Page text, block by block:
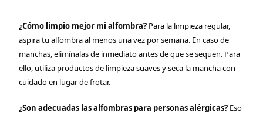
¿Cómo limpio mejor mi alfombra? Para la limpieza regular,
aspira tu alfombra al menos una vez por semana. En caso de
manchas, elimínalas de inmediato antes de que se sequen. Para
ello, utiliza productos de limpieza suaves y seca la mancha con
cuidado en lugar de frotar.
¿Son adecuadas las alfombras para personas alérgicas? Eso